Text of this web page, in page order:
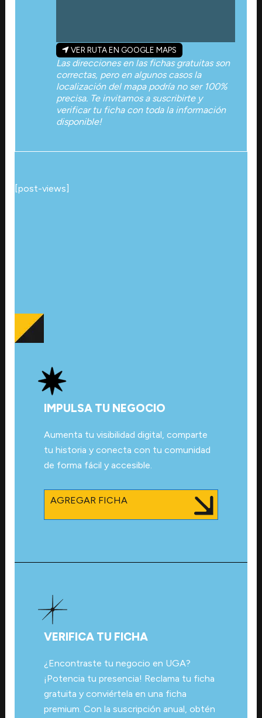
VER RUTA EN GOOGLE MAPS
Las direcciones en las fichas gratuitas son
correctas, pero en algunos casos la
localización del mapa podría no ser 100%
precisa. Te invitamos a suscribirte y
verificar tu ficha con toda la información
disponible!
[post-views]
IMPULSA TU NEGOCIO
Aumenta tu visibilidad digital, comparte
tu historia y conecta con tu comunidad
de forma fácil y accesible.
AGREGAR FICHA
VERIFICA TU FICHA
¿Encontraste tu negocio en UGA?
¡Potencia tu presencia! Reclama tu ficha
gratuita y conviértela en una ficha
premium. Con la suscripción anual, obtén